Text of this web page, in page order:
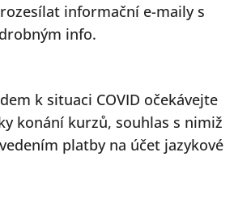
informační e-maily s
info.
k situaci COVID očekávejte
konání kurzů, souhlas s nimiž
platby na účet jazykové